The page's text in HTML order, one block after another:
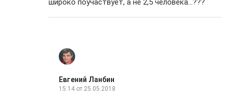
широко поучаствует, а не 2,5 человека...???
Евгений Ланбин
15:14 от 25.05.2018